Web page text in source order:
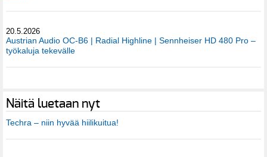
20.5.2026
Austrian Audio OC-B6 | Radial Highline | Sennheiser HD 480 Pro –
työkaluja tekevälle
Näitä luetaan nyt
Techra – niin hyvää hiilikuitua!